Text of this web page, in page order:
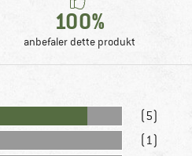
100%
anbefaler dette produkt
(5)
(1)